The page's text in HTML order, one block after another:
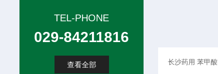
TEL-PHONE
029-84211816
查看全部